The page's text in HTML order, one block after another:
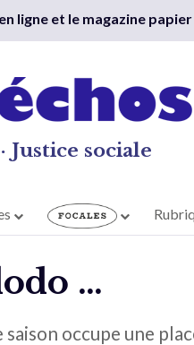
ligne et le magazine papier
Justice sociale
…
occupe une